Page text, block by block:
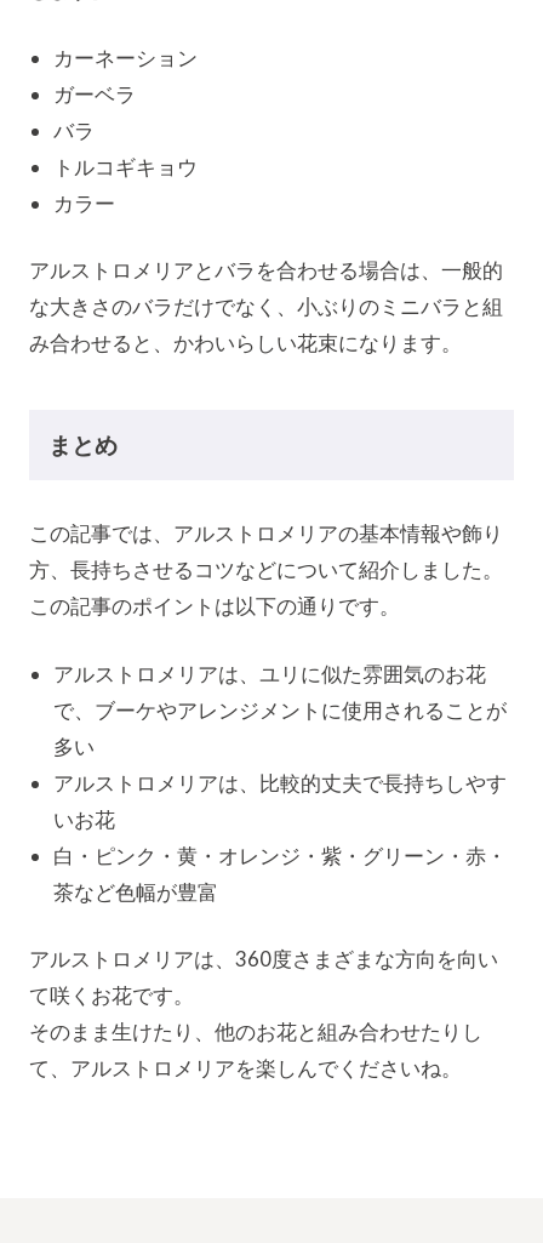
カーネーション
ガーベラ
バラ
トルコギキョウ
カラー
アルストロメリアとバラを合わせる場合は、一般的
な大きさのバラだけでなく、小ぶりのミニバラと組
み合わせると、かわいらしい花束になります。
まとめ
この記事では、アルストロメリアの基本情報や飾り
方、長持ちさせるコツなどについて紹介しました。
この記事のポイントは以下の通りです。
アルストロメリアは、ユリに似た雰囲気のお花
で、ブーケやアレンジメントに使用されることが
多い
アルストロメリアは、比較的丈夫で長持ちしやす
いお花
白・ピンク・黄・オレンジ・紫・グリーン・赤・
茶など色幅が豊富
アルストロメリアは、360度さまざまな方向を向い
て咲くお花です。
そのまま生けたり、他のお花と組み合わせたりし
て、アルストロメリアを楽しんでくださいね。